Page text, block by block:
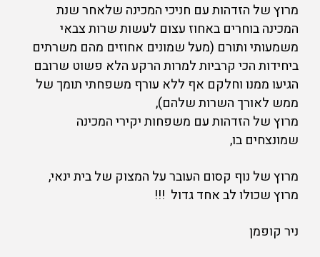
מרוץ של הזדהות עם חניכי המכינה שלאחר שנת
המכינה בוחרים באחוז עצום לעשות שרות צבאי
משמעותי ותורם (מעל שמונים אחוזים מהם משרתים
ביחידות הכי קרביות למרות הרקע הלא פשוט שרובם
הגיעו ממנו וחלקם אף ללא עורף משפחתי תומך של
ממש לאורך השרות שלהם),
מרוץ של הזדהות עם משפחות יקירי המכינה
שמונצחים בו,
מרוץ של נוף קסום העובר על המצוק של בית ינאי,
מרוץ שכולו לב אחד גדול !!!
ניר קופמן